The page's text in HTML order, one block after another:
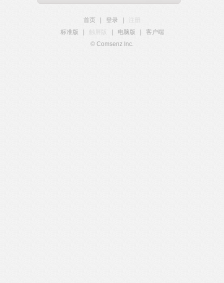
首页 登录
注册
标准版
触屏版 电脑版
客户端
© Comsenz Inc.